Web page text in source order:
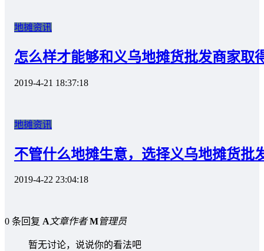
地摊资讯
怎么样才能够和义乌地摊货批发商家取
2019-4-21 18:37:18
地摊资讯
不管什么地摊生意，选择义乌地摊货批
2019-4-22 23:04:18
0 条回复 A文章作者 M管理员
暂无讨论，说说你的看法吧